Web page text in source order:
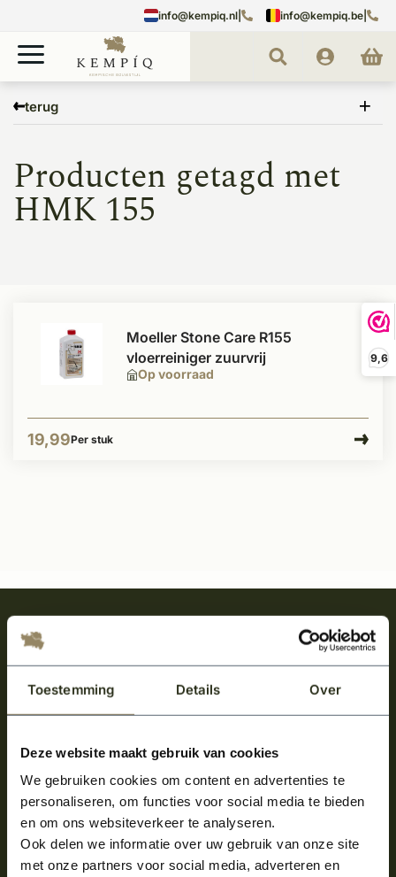
Toestemming Details Over
Deze website maakt gebruik van cookies
We gebruiken cookies om content en advertenties te
personaliseren, om functies voor social media te bieden
en om ons websiteverkeer te analyseren.
Ook delen we informatie over uw gebruik van onze site
met onze partners voor social media, adverteren en
9,6
info@kempiq.nl info@kempiq.be
terug
HMK 155
Producten getagd met
HMK 155
Op voorraad
Moeller Stone Care R155
vloerreiniger zuurvrij
19,99Per stuk
Meld je aan en ontvang het laatste nieuws
over onze kempische bouwstijl!
Aanmelden voor de nieuwsbrief